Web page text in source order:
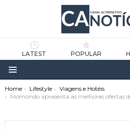
LATEST POPULAR
Menu
You are here:
Home Lifestyle
Viagens e Hotéis
Momondo apresenta as melhores ofertas